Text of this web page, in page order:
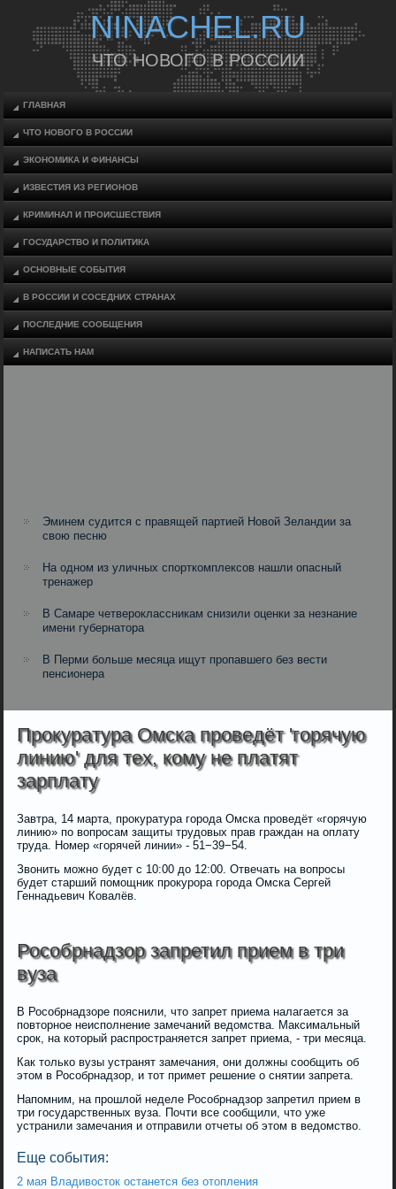
NINACHEL.RU
ЧТО НОВОГО В РОССИИ
ГЛАВНАЯ
ЧТО НОВОГО В РОССИИ
ЭКОНОМИКА И ФИНАНСЫ
ИЗВЕСТИЯ ИЗ РЕГИОНОВ
КРИМИНАЛ И ПРОИСШЕСТВИЯ
ГОСУДАРСТВО И ПОЛИТИКА
ОСНОВНЫЕ СОБЫТИЯ
В РОССИИ И СОСЕДНИХ СТРАНАХ
ПОСЛЕДНИЕ СООБЩЕНИЯ
НАПИСАТЬ НАМ
Эминем судится с правящей партией Новой Зеландии за
свою песню
На одном из уличных спорткомплексов нашли опасный
тренажер
В Самаре четвероклассникам снизили оценки за незнание
имени губернатора
В Перми больше месяца ищут пропавшего без вести
пенсионера
Прокуратура Омска проведёт 'горячую
линию' для тех, кому не платят
зарплату
Завтра, 14 марта, прокуратура города Омска проведёт «горячую
линию» по вопросам защиты трудовых прав граждан на оплату
труда. Номер «горячей линии» - 51−39−54.
Звонить можно будет с 10:00 до 12:00. Отвечать на вопросы
будет старший помощник прокурора города Омска Сергей
Геннадьевич Ковалёв.
Рособрнадзор запретил прием в три
вуза
В Рособрнадзоре пояснили, что запрет приема налагается за
повторное неисполнение замечаний ведомства. Максимальный
срок, на который распространяется запрет приема, - три месяца.
Как только вузы устранят замечания, они должны сообщить об
этом в Рособрнадзор, и тот примет решение о снятии запрета.
Напомним, на прошлой неделе Рособрнадзор запретил прием в
три государственных вуза. Почти все сообщили, что уже
устранили замечания и отправили отчеты об этом в ведомство.
Еще события:
2 мая Владивосток останется без отопления